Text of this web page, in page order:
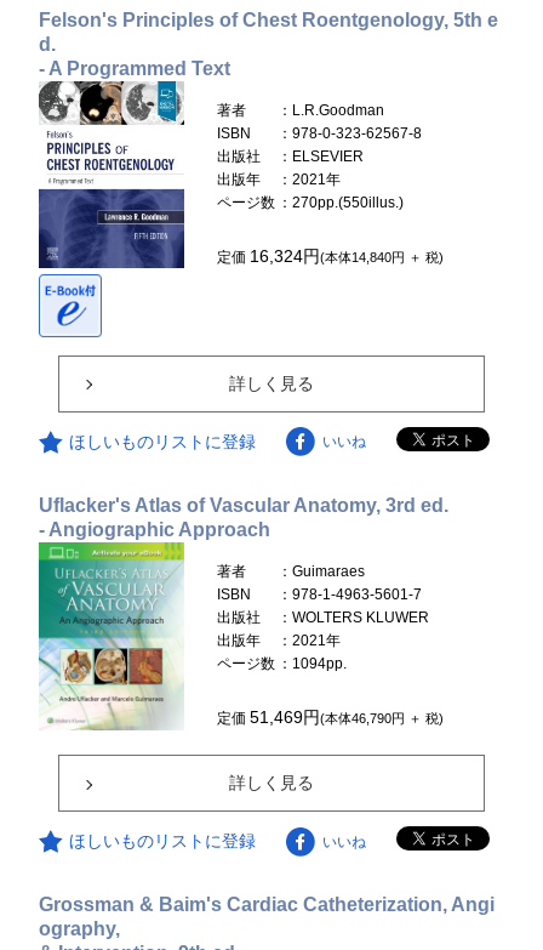
Felson's Principles of Chest Roentgenology, 5th e
d.
- A Programmed Text
著者
：L.R.Goodman
ISBN
：978-0-323-62567-8
出版社
：ELSEVIER
出版年
：2021年
ページ数 ：270pp.(550illus.)
定価 16,324円(本体14,840円 ＋ 税)
詳しく見る
ほしいものリストに登録 いいね
Uflacker's Atlas of Vascular Anatomy, 3rd ed.
- Angiographic Approach
著者
：Guimaraes
ISBN
：978-1-4963-5601-7
出版社
：WOLTERS KLUWER
出版年
：2021年
ページ数 ：1094pp.
定価51,469円(本体46,790円 ＋ 税)
詳しく見る
ほしいものリストに登録 いいね
Grossman & Baim's Cardiac Catheterization, Angi
ography,